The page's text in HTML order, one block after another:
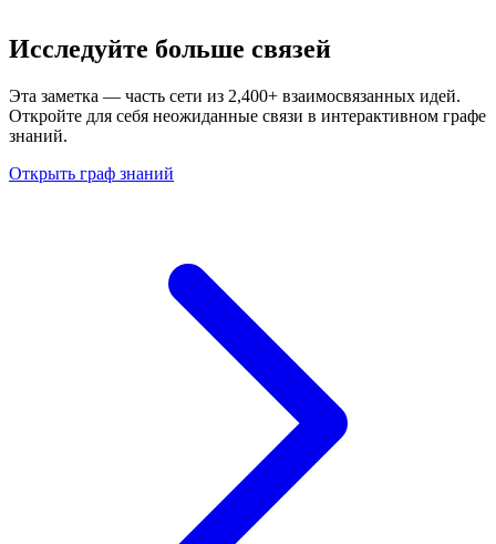
Исследуйте больше связей
Эта заметка — часть сети из 2,400+ взаимосвязанных идей.
Откройте для себя неожиданные связи в интерактивном графе
знаний.
Открыть граф знаний